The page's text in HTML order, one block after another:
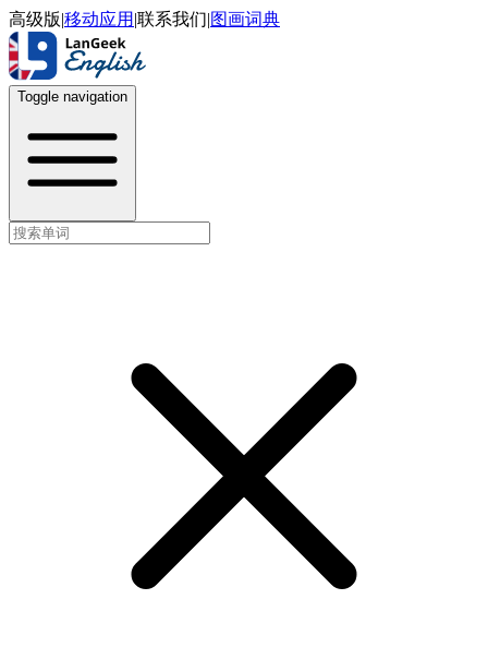
高级版|移动应用 |联系我们|图画词典
Toggle navigation